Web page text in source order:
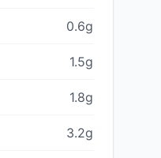
0.6g
1.5g
1.8g
3.2g